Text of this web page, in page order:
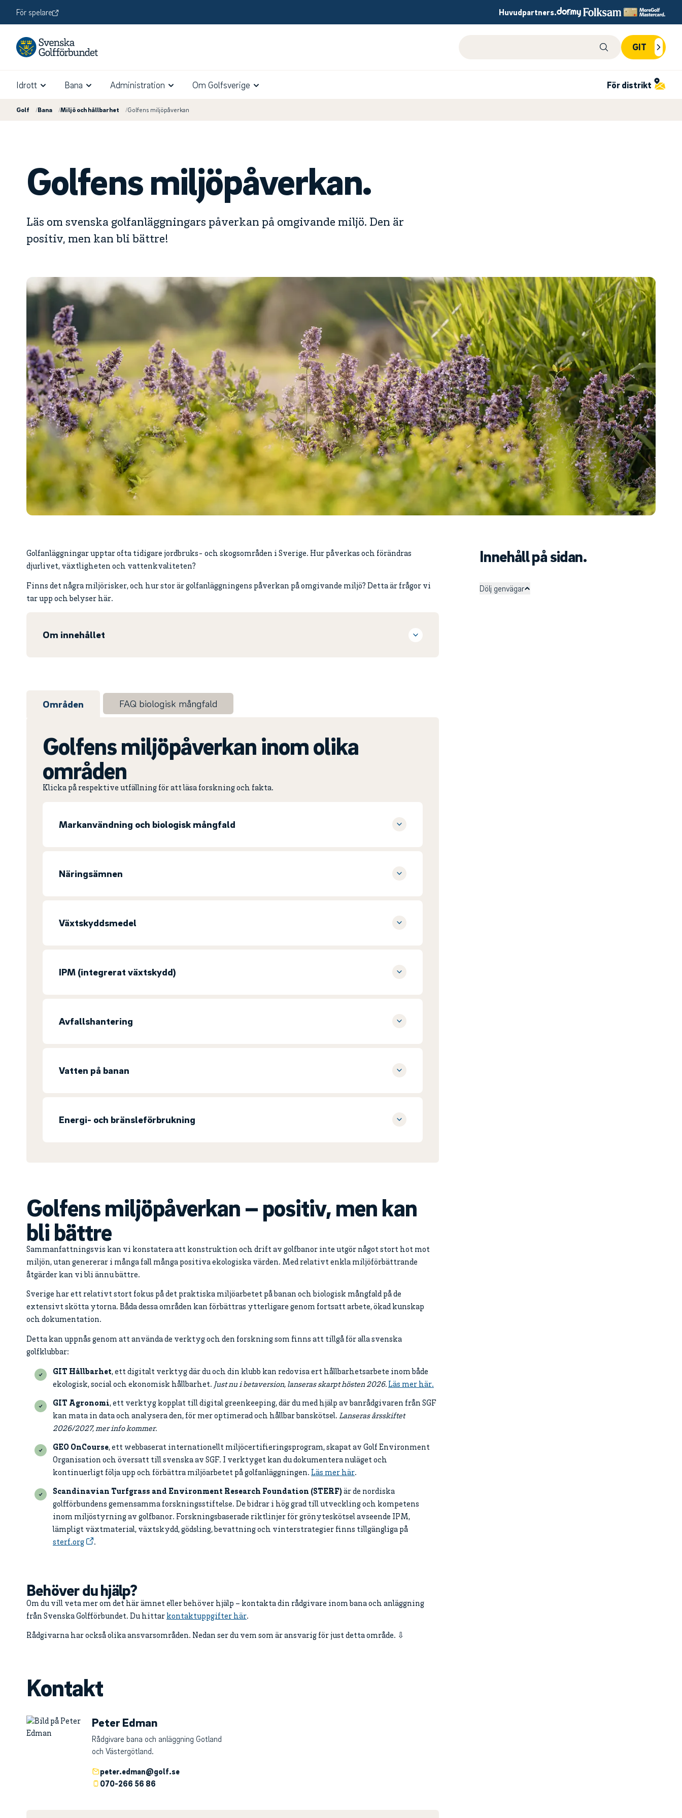
För spelare Huvudpartners.
GIT
Idrott Bana Administration Om Golfsverige För distrikt
Golf /Bana /Miljö och hållbarhet /Golfens miljöpåverkan
Golfens miljöpåverkan.
Läs om svenska golfanläggningars påverkan på omgivande miljö. Den är
positiv, men kan bli bättre!
Golfanläggningar upptar ofta tidigare jordbruks- och skogsområden i Sverige. Hur påverkas och förändras
djurlivet, växtligheten och vattenkvaliteten?
Finns det några miljörisker, och hur stor är golfanläggningens påverkan på omgivande miljö? Detta är frågor vi
tar upp och belyser här.
Om innehållet
Områden FAQ biologisk mångfald
Golfens miljöpåverkan inom olika
områden
Klicka på respektive utfällning för att läsa forskning och fakta.
Markanvändning och biologisk mångfald
Näringsämnen
Växtskyddsmedel
IPM (integrerat växtskydd)
Avfallshantering
Vatten på banan
Energi- och bränsleförbrukning
Golfens miljöpåverkan – positiv, men kan
bli bättre
Sammanfattningsvis kan vi konstatera att konstruktion och drift av golfbanor inte utgör något stort hot mot
miljön, utan genererar i många fall många positiva ekologiska värden. Med relativt enkla miljöförbättrande
åtgärder kan vi bli ännu bättre.
Sverige har ett relativt stort fokus på det praktiska miljöarbetet på banan och biologisk mångfald på de
extensivt skötta ytorna. Båda dessa områden kan förbättras ytterligare genom fortsatt arbete, ökad kunskap
och dokumentation.
Detta kan uppnås genom att använda de verktyg och den forskning som finns att tillgå för alla svenska
golfklubbar:
GIT Hållbarhet, ett digitalt verktyg där du och din klubb kan redovisa ert hållbarhetsarbete inom både
ekologisk, social och ekonomisk hållbarhet. Just nu i betaversion, lanseras skarpt hösten 2026. Läs mer här.
GIT Agronomi, ett verktyg kopplat till digital greenkeeping, där du med hjälp av banrådgivaren från SGF
kan mata in data och analysera den, för mer optimerad och hållbar banskötsel. Lanseras årsskiftet
2026/2027, mer info kommer.
GEO OnCourse, ett webbaserat internationellt miljöcertifieringsprogram, skapat av Golf Environment
Organisation och översatt till svenska av SGF. I verktyget kan du dokumentera nuläget och
kontinuerligt följa upp och förbättra miljöarbetet på golfanläggningen. Läs mer här.
Scandinavian Turfgrass and Environment Research Foundation (STERF)är de nordiska
golfförbundens gemensamma forskningsstiftelse. De bidrar i hög grad till utveckling och kompetens
inom miljöstyrning av golfbanor. Forskningsbaserade riktlinjer för grönyteskötsel avseende IPM,
lämpligt växtmaterial, växtskydd, gödsling, bevattning och vinterstrategier finns tillgängliga på
sterf.org
.
Behöver du hjälp?
Om du vill veta mer om det här ämnet eller behöver hjälp – kontakta din rådgivare inom bana och anläggning
från Svenska Golfförbundet. Du hittar kontaktuppgifter här.
Rådgivarna har också olika ansvarsområden. Nedan ser du vem som är ansvarig för just detta område. ⇩
Kontakt
Peter Edman
Rådgivare bana och anläggning Gotland
och Västergötland.
peter.edman@golf.se
070-266 56 86
Innehåll på sidan.
Dölj genvägar